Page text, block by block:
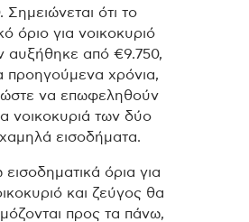
Σημειώνεται ότι το
όριο για νοικοκυριό
αυξήθηκε από €9.750,
προηγούμενα χρόνια,
ώστε να επωφεληθούν
νοικοκυριά των δύο
εισοδήματα.
όρια για
και ζεύγος θα
προς τα πάνω,